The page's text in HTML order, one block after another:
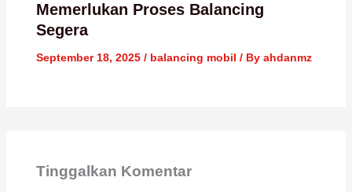
Memerlukan Proses Balancing
Segera
September 18, 2025 / balancing mobil / By ahdanmz
Tinggalkan Komentar